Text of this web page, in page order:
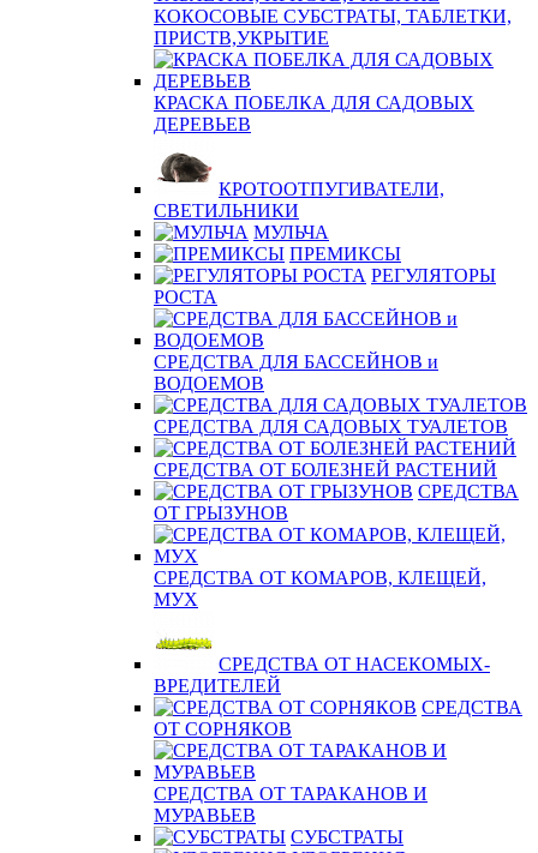
КОКОСОВЫЕ СУБСТРАТЫ, ТАБЛЕТКИ,
ПРИСТВ,УКРЫТИЕ
КРАСКА ПОБЕЛКА ДЛЯ САДОВЫХ
ДЕРЕВЬЕВ
КРОТООТПУГИВАТЕЛИ,
СВЕТИЛЬНИКИ
МУЛЬЧА
ПРЕМИКСЫ
РЕГУЛЯТОРЫ
РОСТА
СРЕДСТВА ДЛЯ БАССЕЙНОВ и
ВОДОЕМОВ
СРЕДСТВА ДЛЯ САДОВЫХ ТУАЛЕТОВ
СРЕДСТВА ОТ БОЛЕЗНЕЙ РАСТЕНИЙ
СРЕДСТВА
ОТ ГРЫЗУНОВ
СРЕДСТВА ОТ КОМАРОВ, КЛЕЩЕЙ,
МУХ
СРЕДСТВА ОТ НАСЕКОМЫХ-
ВРЕДИТЕЛЕЙ
СРЕДСТВА
ОТ СОРНЯКОВ
СРЕДСТВА ОТ ТАРАКАНОВ И
МУРАВЬЕВ
СУБСТРАТЫ